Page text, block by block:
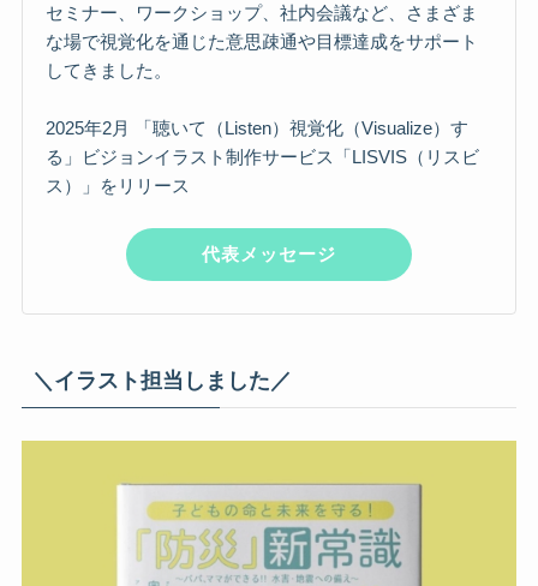
セミナー、ワークショップ、社内会議など、さまざま
な場で視覚化を通じた意思疎通や目標達成をサポート
してきました。
2025年2月 「聴いて（Listen）視覚化（Visualize）す
る」ビジョンイラスト制作サービス「LISVIS（リスビ
ス）」をリリース
代表メッセージ
＼イラスト担当しました／